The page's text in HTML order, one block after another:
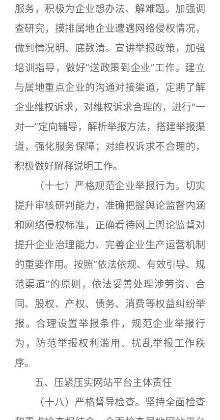
服务，积极为企业想办法、解难题。加强调
查研究，摸排属地企业遭遇网络侵权情况，
做到情况明、底数清。宣讲举报政策，加强
培训指导，做好“送政策到企业”工作。建立
与属地重点企业的沟通对接渠道，定期了解
企业维权诉求，对维权诉求合理的，进行“一
对一”定向辅导，解析举报方法，搭建举报渠
道，强化服务保障；对维权诉求不合理的，
积极做好解释说明工作。
（十七）严格规范企业举报行为。切实
提升审核研判能力，准确把握舆论监督内涵
和网络侵权标准，正确看待网上舆论监督对
提升企业治理能力、完善企业生产运营机制
的重要作用。按照“依法依规、有效引导、规
范渠道”的原则，依法妥善处理涉劳资、合
同、股权、产权、债务、消费等权益纠纷举
报。合理设置举报条件，规范企业举报行
为，防范举报权利滥用、扰乱举报工作秩
序。
五、压紧压实网站平台主体责任
（十八）严格督导检查。坚持全面检查